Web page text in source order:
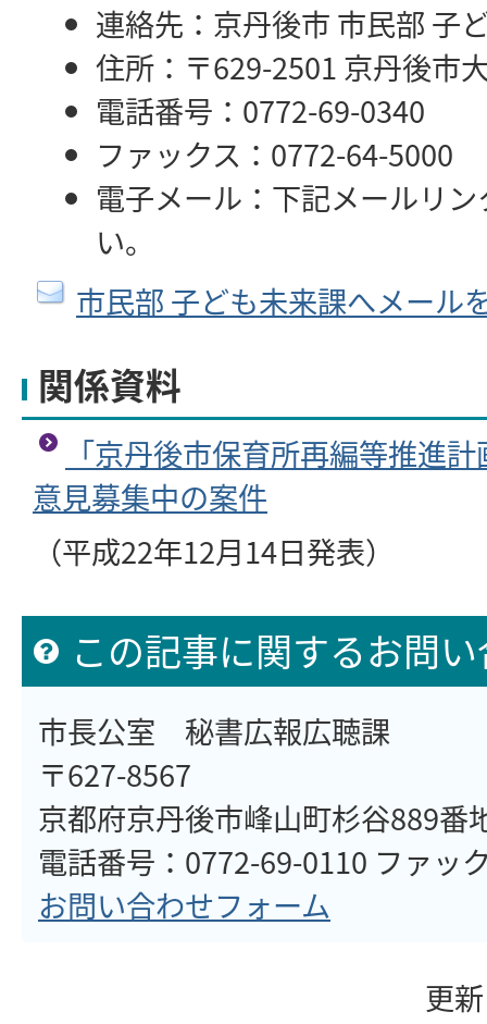
連絡先：京丹後市 市民部 子
住所：〒629-2501 京丹後市
電話番号：0772-69-0340
ファックス：0772-64-5000
電子メール：下記メールリ
い。
市民部 子ども未来課へメール
関係資料
「京丹後市保育所再編等推進
意見募集中の案件
（平成22年12月14日発表）
この記事に関するお問
市長公室 秘書広報広聴課
〒627-8567
京都府京丹後市峰山町杉谷889番
電話番号：0772-69-0110 ファッ
お問い合わせフォーム
更